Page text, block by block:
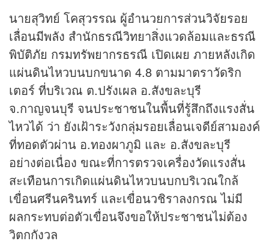
นายสุวิทย์ โคสุวรรณ ผู้อำนวยการส่วนวิจัยรอย
เลื่อนมีพลัง สำนักธรณีวิทยาสิ่งแวดล้อมและธรณี
พิบัติภัย กรมทรัพยากรธรณี เปิดเผย ภายหลังเกิด
แผ่นดินไหวบนบกขนาด 4.8 ตามมาตราวัดริก
เตอร์ ที่บริเวณ ต.ปรังเผล อ.สังขละบุรี
จ.กาญจนบุรี จนประชาชนในพื้นที่รู้สึกถึงแรงสั่น
ไหวได้ ว่า ยังเฝ้าระวังกลุ่มรอยเลื่อนเจดีย์สามองค์
ที่ทอดตัวผ่าน อ.ทองผาภูมิ และ อ.สังขละบุรี
อย่างต่อเนื่อง ขณะที่การตรวจเครื่องวัดแรงสั่น
สะเทือนการเกิดแผ่นดินไหวบนบกบริเวณใกล้
เขื่อนศรีนครินทร์ และเขื่อนวชิราลงกรณ ไม่มี
ผลกระทบต่อตัวเขื่อนจึงขอให้ประชาชนไม่ต้อง
วิตกกังวล